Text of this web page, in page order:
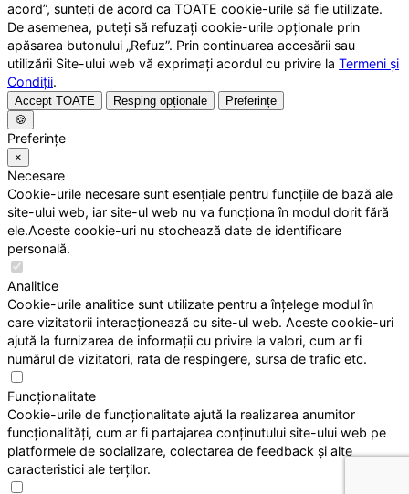
acord”, sunteți de acord ca TOATE cookie-urile să fie utilizate.
De asemenea, puteți să refuzați cookie-urile opționale prin
apăsarea butonului „Refuz”. Prin continuarea accesării sau
utilizării Site-ului web vă exprimați acordul cu privire la Termeni și
Condiții.
Accept TOATE Resping opționale
Preferințe
🍪
Preferințe
×
Necesare
Cookie-urile necesare sunt esențiale pentru funcțiile de bază ale
site-ului web, iar site-ul web nu va funcționa în modul dorit fără
ele.Aceste cookie-uri nu stochează date de identificare
personală.
Analitice
Cookie-urile analitice sunt utilizate pentru a înțelege modul în
care vizitatorii interacționează cu site-ul web. Aceste cookie-uri
ajută la furnizarea de informații cu privire la valori, cum ar fi
numărul de vizitatori, rata de respingere, sursa de trafic etc.
Funcționalitate
Cookie-urile de funcționalitate ajută la realizarea anumitor
funcționalități, cum ar fi partajarea conținutului site-ului web pe
platformele de socializare, colectarea de feedback și alte
caracteristici ale terților.